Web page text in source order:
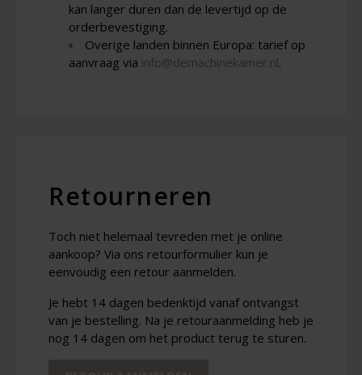
kan langer duren dan de levertijd op de
orderbevestiging.
Overige landen binnen Europa: tarief op
aanvraag via info@demachinekamer.nl.
Retourneren
Toch niet helemaal tevreden met je online
aankoop? Via ons retourformulier kun je
eenvoudig een retour aanmelden.
Je hebt 14 dagen bedenktijd vanaf ontvangst
van je bestelling. Na je retouraanmelding heb je
nog 14 dagen om het product terug te sturen.